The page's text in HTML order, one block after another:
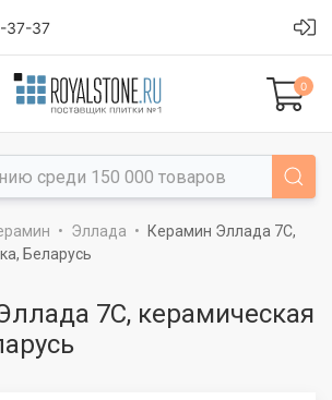
37-37
0
Эллада
Керамин Эллада 7С,
Беларусь
7С, керамическая